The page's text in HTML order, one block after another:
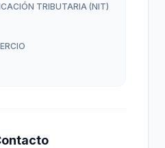
TRIBUTARIA (NIT)